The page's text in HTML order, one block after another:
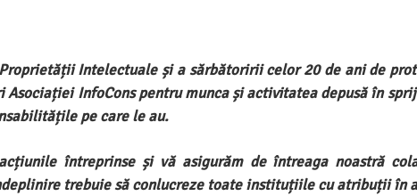
Intelectuale și a sărbătoririi celor 20 de ani de
InfoCons pentru munca și activitatea depusă în
pe care le au.
întreprinse și vă asigurăm de întreaga noastră
trebuie să conlucreze toate instituțiile cu atribuții în